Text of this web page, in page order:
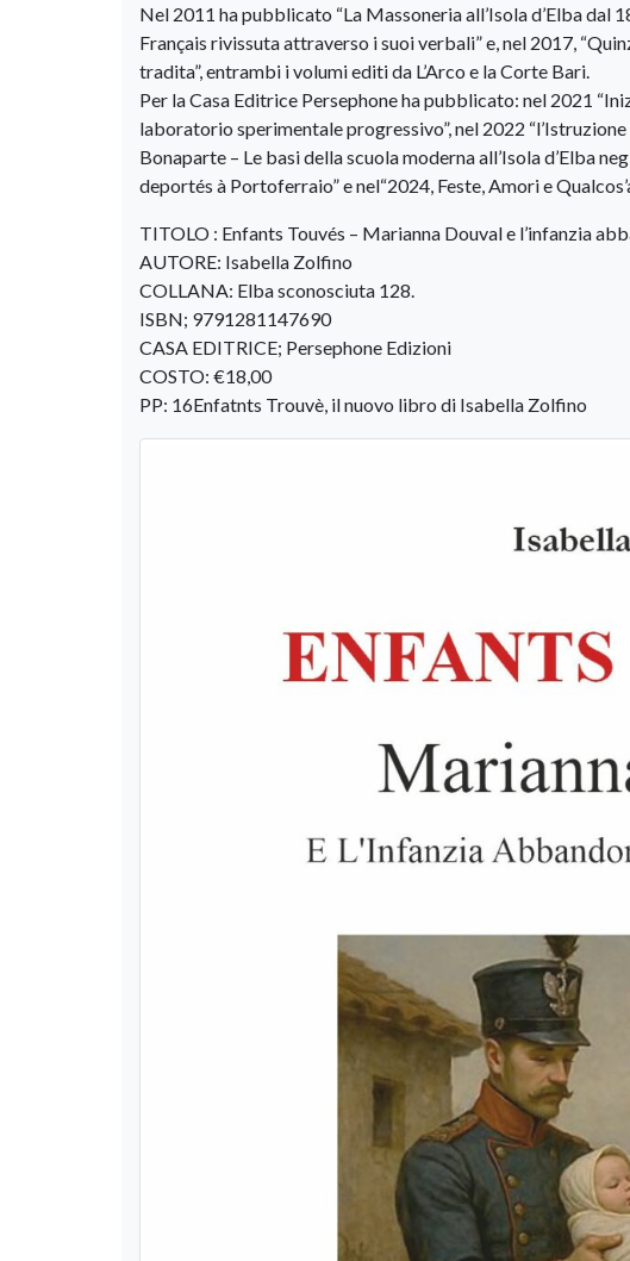
Nel 2011 ha pubblicato “La Massoneria all’Isola d’Elba dal
Français rivissuta attraverso i suoi verbali” e, nel 2017,
tradita”, entrambi i volumi editi da L’Arco e la Corte Bari.
Per la Casa Editrice Persephone ha pubblicato: nel 2021
laboratorio sperimentale progressivo”, nel 2022
Bonaparte – Le basi della scuola moderna all’Isola d’Elba
deportés à Portoferraio” e nel“2024, Feste, Amori e
TITOLO : Enfants Touvés – Marianna Douval e l’infanzia
AUTORE: Isabella Zolfino
COLLANA: Elba sconosciuta 128.
ISBN; 9791281147690
CASA EDITRICE; Persephone Edizioni
COSTO: €18,00
PP: 16Enfatnts Trouvè, il nuovo libro di Isabella Zolfino